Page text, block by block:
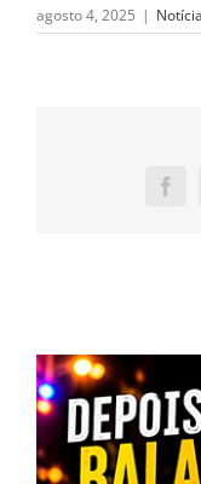
agosto 4, 2025 |